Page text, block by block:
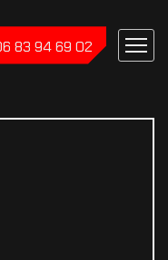
83 94 69 02